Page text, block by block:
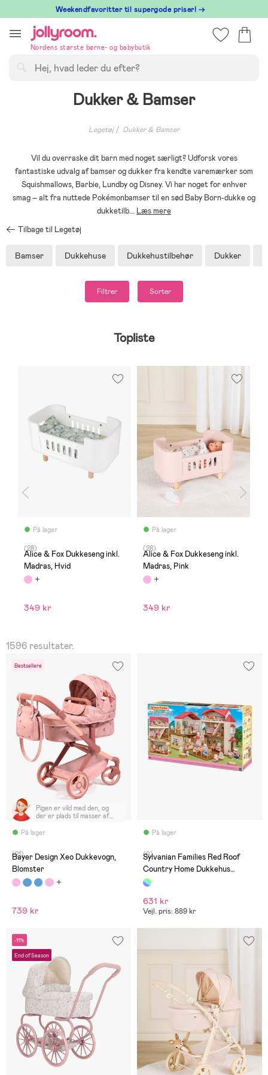
till
innehållet
⁠ Weekendfavoritter til supergode priser! →
Nordens største børne- og babybutik
Dukker & Bamser
Legetøj Dukker & Bamser
Vil du overraske dit barn med noget særligt? Udforsk vores
fantastiske udvalg af bamser og dukker fra kendte varemærker som
Squishmallows, Barbie, Lundby og Disney. Vi har noget for enhver
smag – alt fra nuttede Pokémonbamser til en sød Baby Born-dukke og
dukketilb... Læs mere
Tilbage til Legetøj
Bamser Dukkehuse Dukkehustilbehør Dukker
Filtrer Sorter
Topliste
På lager
(28)
Alice & Fox Dukkeseng inkl.
Madras, Hvid
349 kr
På lager
(28)
Alice & Fox Dukkeseng inkl.
Madras, Pink
349 kr
1596 resultater.
Bestsellere
På lager
Pigen er vild med den, og
der er plads til masser af
(21)
Bayer Design Xeo Dukkevogn,
Blomster
739 kr
På lager
(9)
Sylvanian Families Red Roof
Country Home Dukkehus
Hemmeligt Legeværelse På
631 kr
Vejl. pris: 889 kr
-11%
End of Season